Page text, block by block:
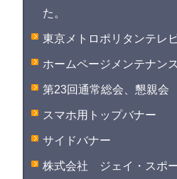
た。
東京メトロポリタンテレ
ホームページメンテナン
第23回通常総会、懇親
スマホ用トップバナー
サイドバナー
株式会社 ジェイ・スポ